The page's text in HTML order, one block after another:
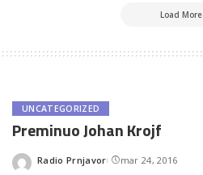
Load More
UNCATEGORIZED
Preminuo Johan Krojf
Posted
Radio Prnjavor mar 24, 2016